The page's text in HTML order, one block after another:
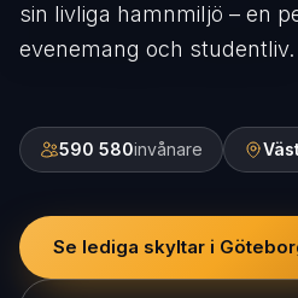
sin livliga hamnmiljö – en
evenemang och studentliv.
590 580invånare
Se lediga skyltar i